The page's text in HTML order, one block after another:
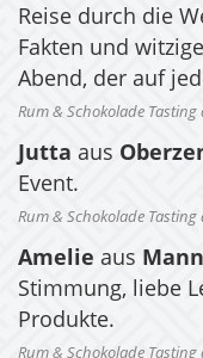
Reise durch die
Fakten und
Abend, der auf
Rum & Schokolade Tasting
Jutta aus
Event.
Rum & Schokolade Tasting
Amelie aus
Stimmung, liebe
Produkte.
Rum & Schokolade Tasting